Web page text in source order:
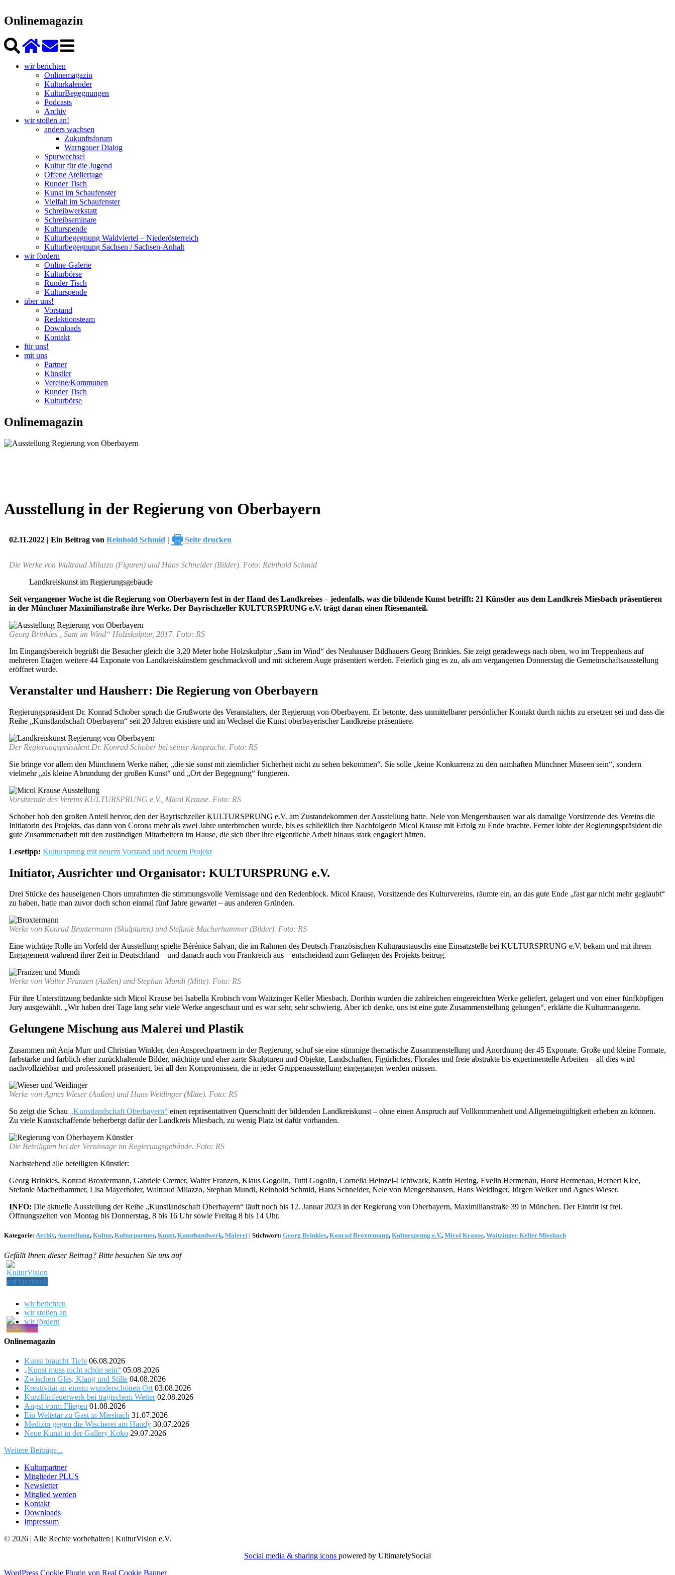
Onlinemagazin
wir berichten
Onlinemagazin
Kulturkalender
KulturBegegnungen
Podcasts
Archiv
wir stoßen an!
anders wachsen
Zukunftsforum
Warngauer Dialog
Spurwechsel
Kultur für die Jugend
Offene Ateliertage
Runder Tisch
Kunst im Schaufenster
Vielfalt im Schaufenster
Schreibwerkstatt
Schreibseminare
Kulturspende
Kulturbegegnung Waldviertel – Niederösterreich
Kulturbegegnung Sachsen / Sachsen-Anhalt
wir fördern
Online-Galerie
Kulturbörse
Runder Tisch
Kulturspende
über uns!
Vorstand
Redaktionsteam
Downloads
Kontakt
für uns!
mit uns
Partner
Künstler
Vereine/Kommunen
Runder Tisch
Kulturbörse
Onlinemagazin
Ausstellung in der Regierung von Oberbayern
02.11.2022 | Ein Beitrag von Reinhold Schmid | 🖶 Seite drucken
Die Werke von Waltraud Milazzo (Figuren) und Hans Schneider (Bilder). Foto: Reinhold Schmid
Landkreiskunst im Regierungsgebäude
Seit vergangener Woche ist die Regierung von Oberbayern fest in der Hand des Landkreises – jedenfalls, was die bildende Kunst betrifft: 21 Künstler aus dem Landkreis Miesbach präsentieren
in der Münchner Maximilianstraße ihre Werke. Der Bayrischzeller KULTURSPRUNG e.V. trägt daran einen Riesenanteil.
Georg Brinkies „Sam im Wind“ Holzskulptur, 2017. Foto: RS
Im Eingangsbereich begrüßt die Besucher gleich die 3,20 Meter hohe Holzskulptur „Sam im Wind“ des Neuhauser Bildhauers Georg Brinkies. Sie zeigt geradewegs nach oben, wo im Treppenhaus auf
mehreren Etagen weitere 44 Exponate von Landkreiskünstlern geschmackvoll und mit sicherem Auge präsentiert werden. Feierlich ging es zu, als am vergangenen Donnerstag die Gemeinschaftsausstellung
eröffnet wurde.
Veranstalter und Hausherr: Die Regierung von Oberbayern
Regierungspräsident Dr. Konrad Schober sprach die Grußworte des Veranstalters, der Regierung von Oberbayern. Er betonte, dass unmittelbarer persönlicher Kontakt durch nichts zu ersetzen sei und dass die
Reihe „Kunstlandschaft Oberbayern“ seit 20 Jahren existiere und im Wechsel die Kunst oberbayerischer Landkreise präsentiere.
Der Regierungspräsident Dr. Konrad Schober bei seiner Ansprache. Foto: RS
Sie bringe vor allem den Münchnern Werke näher, „die sie sonst mit ziemlicher Sicherheit nicht zu sehen bekommen“. Sie solle „keine Konkurrenz zu den namhaften Münchner Museen sein“, sondern
vielmehr „als kleine Abrundung der großen Kunst“ und „Ort der Begegnung“ fungieren.
Vorsitzende des Vereins KULTURSPRUNG e.V., Micol Krause. Foto: RS
Schober hob den großen Anteil hervor, den der Bayrischzeller KULTURSPRUNG e.V. am Zustandekommen der Ausstellung hatte. Nele von Mengershausen war als damalige Vorsitzende des Vereins die
Initiatorin des Projekts, das dann von Corona mehr als zwei Jahre unterbrochen wurde, bis es schließlich ihre Nachfolgerin Micol Krause mit Erfolg zu Ende brachte. Ferner lobte der Regierungspräsident die
gute Zusammenarbeit mit den zuständigen Mitarbeitern im Hause, die sich über ihre eigentliche Arbeit hinaus stark engagiert hätten.
Lesetipp: Kultursprung mit neuem Vorstand und neuem Projekt
Initiator, Ausrichter und Organisator: KULTURSPRUNG e.V.
Drei Stücke des hauseigenen Chors umrahmten die stimmungsvolle Vernissage und den Redenblock. Micol Krause, Vorsitzende des Kulturvereins, räumte ein, an das gute Ende „fast gar nicht mehr geglaubt“
zu haben, hatte man zuvor doch schon einmal fünf Jahre gewartet – aus anderen Gründen.
Werke von Konrad Broxtermann (Skulpturen) und Stefanie Macherhammer (Bilder). Foto: RS
Eine wichtige Rolle im Vorfeld der Ausstellung spielte Bérénice Salvan, die im Rahmen des Deutsch-Französischen Kulturaustauschs eine Einsatzstelle bei KULTURSPRUNG e.V. bekam und mit ihrem
Engagement während ihrer Zeit in Deutschland – und danach auch von Frankreich aus – entscheidend zum Gelingen des Projekts beitrug.
Werke von Walter Franzen (Außen) und Stephan Mundi (Mitte). Foto: RS
Für ihre Unterstützung bedankte sich Micol Krause bei Isabella Krobisch vom Waitzinger Keller Miesbach. Dorthin wurden die zahlreichen eingereichten Werke geliefert, gelagert und von einer fünfköpfigen
Jury ausgewählt. „Wir haben drei Tage lang sehr viele Werke angeschaut und es war sehr, sehr schwierig. Aber ich denke, uns ist eine gute Zusammenstellung gelungen“, erklärte die Kulturmanagerin.
Gelungene Mischung aus Malerei und Plastik
Zusammen mit Anja Murr und Christian Winkler, den Ansprechpartnern in der Regierung, schuf sie eine stimmige thematische Zusammenstellung und Anordnung der 45 Exponate. Große und kleine Formate,
farbstarke und farblich eher zurückhaltende Bilder, mächtige und eher zarte Skulpturen und Objekte, Landschaften, Figürliches, Florales und freie abstrakte bis experimentelle Arbeiten – all dies wird
nachvollziehbar und professionell präsentiert, bei all den Kompromissen, die in jeder Gruppenausstellung eingegangen werden müssen.
Werke von Agnes Wieser (Außen) und Hans Weidinger (Mitte). Foto: RS
So zeigt die Schau „Kunstlandschaft Oberbayern“ einen repräsentativen Querschnitt der bildenden Landkreiskunst – ohne einen Anspruch auf Vollkommenheit und Allgemeingültigkeit erheben zu können.
Zu viele Kunstschaffende beherbergt dafür der Landkreis Miesbach, zu wenig Platz ist dafür vorhanden.
Die Beteiligten bei der Vernissage im Regierungsgebäude. Foto: RS
Nachstehend alle beteiligten Künstler:
Georg Brinkies, Konrad Broxtermann, Gabriele Cremer, Walter Franzen, Klaus Gogolin, Tutti Gogolin, Cornelia Heinzel-Lichtwark, Katrin Hering, Evelin Hermenau, Horst Hermenau, Herbert Klee,
Stefanie Macherhammer, Lisa Mayerhofer, Waltraud Milazzo, Stephan Mundi, Reinhold Schmid, Hans Schneider, Nele von Mengershausen, Hans Weidinger, Jürgen Welker und Agnes Wieser.
INFO: Die aktuelle Ausstellung der Reihe „Kunstlandschaft Oberbayern“ läuft noch bis 12. Januar 2023 in der Regierung von Oberbayern, Maximilianstraße 39 in München. Der Eintritt ist frei.
Öffnungszeiten von Montag bis Donnerstag, 8 bis 16 Uhr sowie Freitag 8 bis 14 Uhr.
Kategorie: Archiv,Ausstellung, Kultur, Kulturpartner, Kunst, Kunsthandwerk, Malerei | Stichwort: Georg Brinkies, Konrad Broxtemann, Kultursprung e.V., Micol Krause, Waitzinger Keller Miesbach
Gefällt Ihnen dieser Beitrag? Bitte besuchen Sie uns auf
wir berichten
wir stoßen an
wir fördern
Onlinemagazin
Kunst braucht Tiefe 06.08.2026
„Kunst muss nicht schön sein“ 05.08.2026
Zwischen Glas, Klang und Stille 04.08.2026
Kreativität an einem wunderschönen Ort 03.08.2026
Kurzfilmfeuerwerk bei tragischem Wetter 02.08.2026
Angst vorm Fliegen 01.08.2026
Ein Weltstar zu Gast in Miesbach 31.07.2026
Medizin gegen die Wischerei am Handy 30.07.2026
Neue Kunst in der Gallery Koko 29.07.2026
Weitere Beiträge...
Kulturpartner
Mitglieder PLUS
Newsletter
Mitglied werden
Kontakt
Downloads
Impressum
© 2026 | Alle Rechte vorbehalten | KulturVision e.V.
Social media & sharing icons powered by UltimatelySocial
WordPress Cookie Plugin von Real Cookie Banner